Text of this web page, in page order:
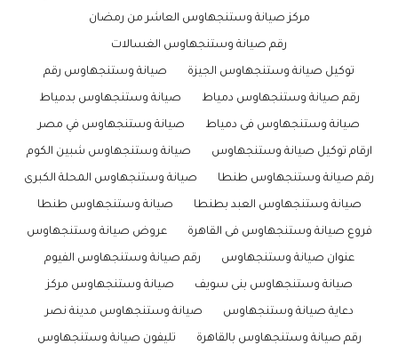
مركز صيانة وستنجهاوس العاشر من رمضان
رقم صيانة وستنجهاوس الغسالات
توكيل صيانة وستنجهاوس الجيزة صيانة وستنجهاوس رقم
رقم صيانة وستنجهاوس دمياط صيانة وستنجهاوس بدمياط
صيانة وستنجهاوس فى دمياط صيانة وستنجهاوس في مصر
ارقام توكيل صيانة وستنجهاوس صيانة وستنجهاوس شبين الكوم
رقم صيانة وستنجهاوس طنطا صيانة وستنجهاوس المحلة الكبرى
صيانة وستنجهاوس العبد بطنطا صيانة وستنجهاوس طنطا
فروع صيانة وستنجهاوس فى القاهرة عروض صيانة وستنجهاوس
عنوان صيانة وستنجهاوس رقم صيانة وستنجهاوس الفيوم
صيانة وستنجهاوس بنى سويف صيانة وستنجهاوس مركز
دعاية صيانة وستنجهاوس صيانة وستنجهاوس مدينة نصر
رقم صيانة وستنجهاوس بالقاهرة تليفون صيانة وستنجهاوس